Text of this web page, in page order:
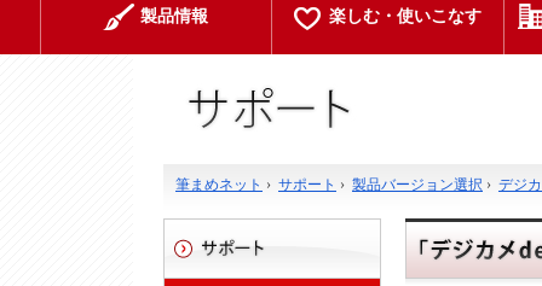
製品情報 楽しむ・使いこなす
筆まめネット › サポート › 製品バージョン選択 › デジ